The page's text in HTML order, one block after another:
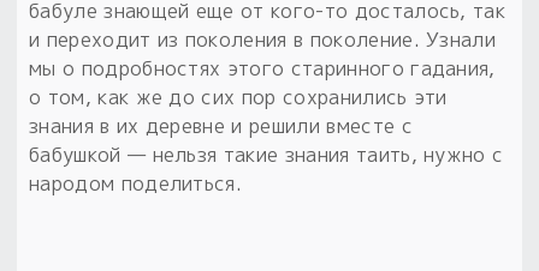
бабуле знающей еще от кого-то досталось, так
и переходит из поколения в поколение. Узнали
мы о подробностях этого старинного гадания,
о том, как же до сих пор сохранились эти
знания в их деревне и решили вместе с
бабушкой — нельзя такие знания таить, нужно с
народом поделиться.